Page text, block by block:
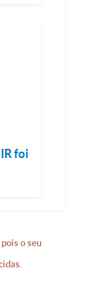
foi
o seu